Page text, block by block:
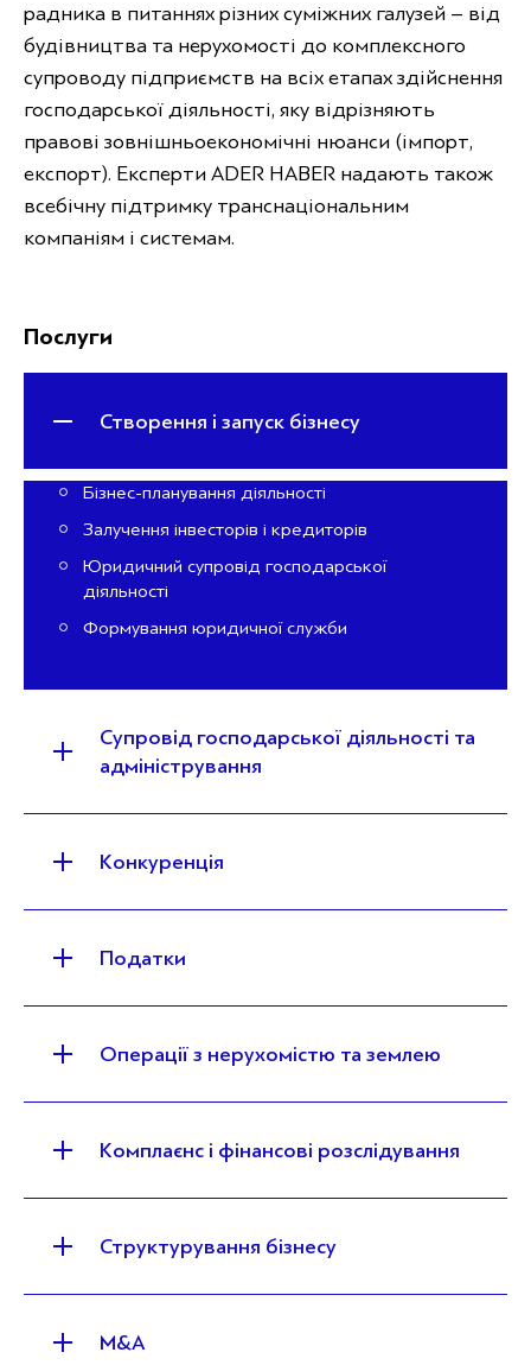
радника в питаннях різних суміжних галузей – від
будівництва та нерухомості до комплексного
супроводу підприємств на всіх етапах здійснення
господарської діяльності, яку відрізняють
правові зовнішньоекономічні нюанси (імпорт,
експорт). Експерти ADER HABER надають також
всебічну підтримку транснаціональним
компаніям і системам.
Послуги
Створення і запуск бізнесу
Бізнес-планування діяльності
Залучення інвесторів і кредиторів
Юридичний супровід господарської
діяльності
Формування юридичної служби
Супровід господарської діяльності та
адміністрування
Конкуренція
Податки
Операції з нерухомістю та землею
Комплаєнс і фінансові розслідування
Структурування бізнесу
M&A